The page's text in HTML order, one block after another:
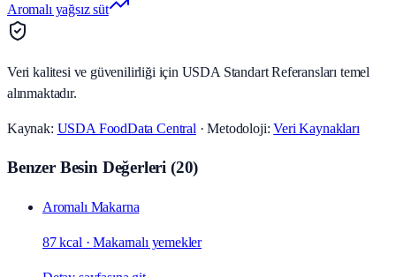
Aromalı yağsız süt
Veri kalitesi ve güvenilirliği için USDA Standart Referansları temel
alınmaktadır.
Kaynak: USDA FoodData Central · Metodoloji:Veri Kaynakları
Benzer Besin Değerleri (20)
Aromalı Makarna
87 kcal ·Makarnalı yemekler